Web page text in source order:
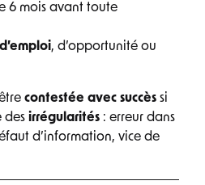
6 mois avant toute
, d’opportunité ou
contestée avec succès si
des irrégularités : erreur dans
d’information, vice de